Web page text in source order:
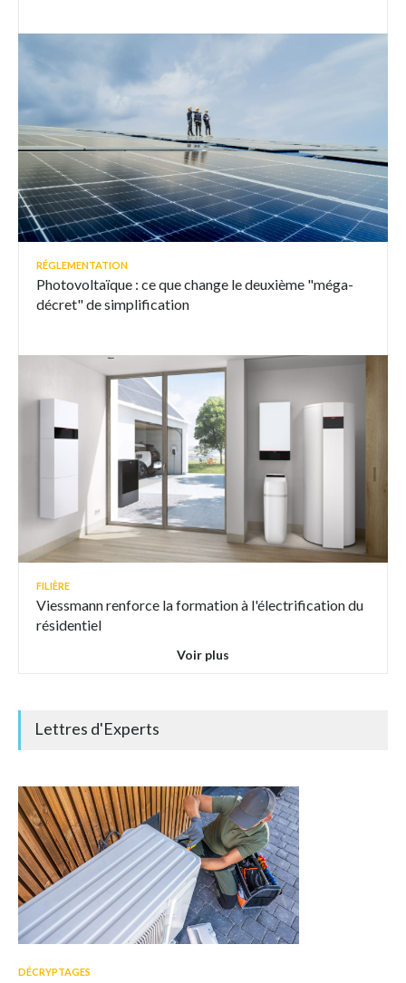
RÉGLEMENTATION
Photovoltaïque : ce que change le deuxième "méga-
décret" de simplification
FILIÈRE
Viessmann renforce la formation à l'électrification du
résidentiel
Voir plus
Lettres d'Experts
DÉCRYPTAGES